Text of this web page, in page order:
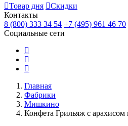
Товар дня
Скидки
Контакты
8 (800) 333 34 54 +7 (495) 961 46 70
Социальные сети
Главная
Фабрики
Мишкино
Конфета Грильяж с арахисом